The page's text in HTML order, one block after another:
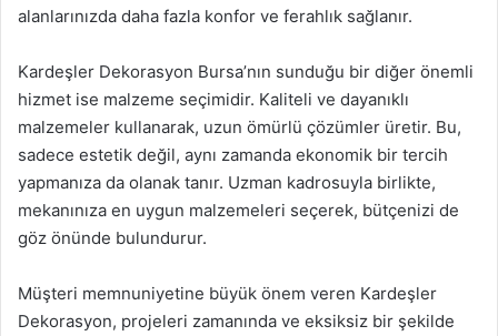
alanlarınızda daha fazla konfor ve ferahlık sağlanır.
Kardeşler Dekorasyon Bursa’nın sunduğu bir diğer önemli
hizmet ise malzeme seçimidir. Kaliteli ve dayanıklı
malzemeler kullanarak, uzun ömürlü çözümler üretir. Bu,
sadece estetik değil, aynı zamanda ekonomik bir tercih
yapmanıza da olanak tanır. Uzman kadrosuyla birlikte,
mekanınıza en uygun malzemeleri seçerek, bütçenizi de
göz önünde bulundurur.
Müşteri memnuniyetine büyük önem veren Kardeşler
Dekorasyon, projeleri zamanında ve eksiksiz bir şekilde